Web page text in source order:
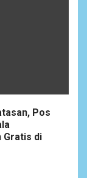
Pos
Gratis di